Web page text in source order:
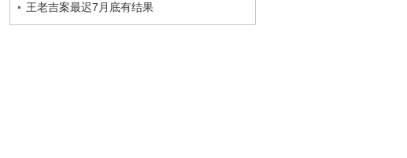
王老吉案最迟7月底有结果